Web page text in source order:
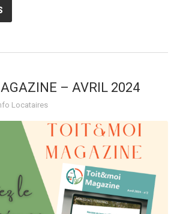
– AVRIL 2024
Locataires